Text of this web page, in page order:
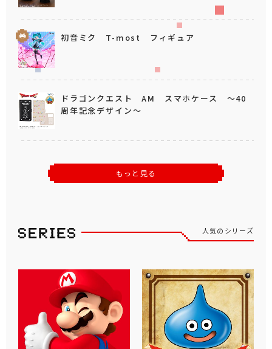
初音ミク T-most フィギュア
ドラゴンクエスト AM スマホケース ～40
周年記念デザイン～
もっと見る
人気のシリーズ